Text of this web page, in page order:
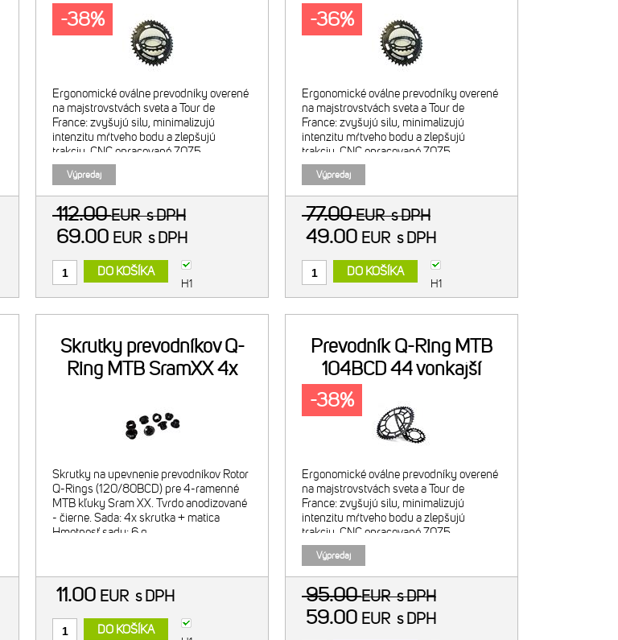
Ergonomické oválne prevodníky overené
na majstrovstvách sveta a Tour de
France: zvyšujú silu, minimalizujú
intenzitu mŕtveho bodu a zlepšujú
trakciu. CNC opracované 7075
alumínium. Tvrdo anodizované - čierny.
Vonkajší prevodník 42t/ 120BCD.
Kompatib
Výpredaj
-38%
112.00EURs DPH
69.00 EUR s DPH
DO KOŠÍKA
H1
Ergonomické oválne prevodníky overené
na majstrovstvách sveta a Tour de
France: zvyšujú silu, minimalizujú
intenzitu mŕtveho bodu a zlepšujú
trakciu. CNC opracované 7075
alumínium. Tvrdo anodizované - čierny.
Vnútorný prevodník 28t/ 80BCD.
Kompatibi
Výpredaj
-36%
77.00EURs DPH
49.00 EUR s DPH
DO KOŠÍKA
H1
Skrutky prevodníkov Q-
Ring MTB SramXX 4x
Skrutky na upevnenie prevodníkov Rotor
Q-Rings (120/80BCD) pre 4-ramenné
MTB kľuky Sram XX. Tvrdo anodizované
- čierne. Sada: 4x skrutka + matica
Hmotnosť sady: 6 g
11.00 EUR s DPH
DO KOŠÍKA
Prevodník Q-Ring MTB
104BCD 44 vonkajší
Ergonomické oválne prevodníky overené
na majstrovstvách sveta a Tour de
France: zvyšujú silu, minimalizujú
intenzitu mŕtveho bodu a zlepšujú
trakciu. CNC opracované 7075
alumínium. Tvrdo anodizované - čierne.
Exkluzívny OCP (Optimum chainring
positio
Výpredaj
-38%
95.00EURs DPH
59.00 EUR s DPH